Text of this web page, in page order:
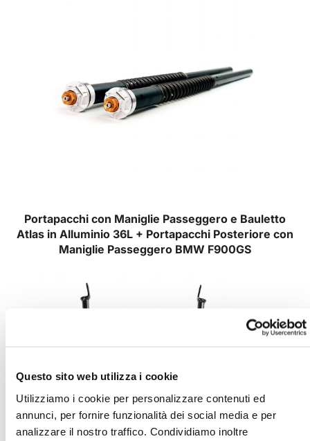
Questo sito web utilizza i cookie
Utilizziamo i cookie per personalizzare contenuti ed
annunci, per fornire funzionalità dei social media e per
analizzare il nostro traffico. Condividiamo inoltre
Portapacchi con Maniglie Passeggero e Bauletto
Atlas in Alluminio 36L + Portapacchi Posteriore con
Maniglie Passeggero BMW F900GS